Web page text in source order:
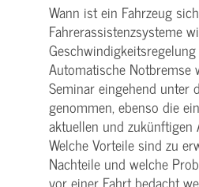
Wann ist ein Fahrzeug
Fahrerassistenzsysteme
Automatische Notbremse
Seminar eingehend unter
genommen, ebenso die
aktuellen und zukünftigen
Welche Vorteile sind zu
Nachteile und welche